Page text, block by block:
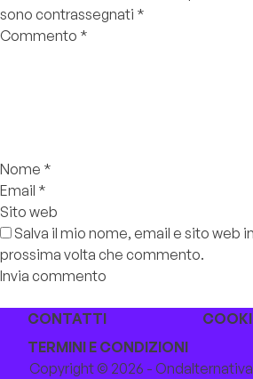
sono contrassegnati *
Commento *
Nome *
Email *
Sito web
Salva il mio nome, email e sito web
prossima volta che commento.
CONTATTI
TERMINI E CONDIZIONI
Copyright © 2026 -